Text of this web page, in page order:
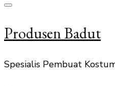
Produsen Badut
Spesialis Pembuat